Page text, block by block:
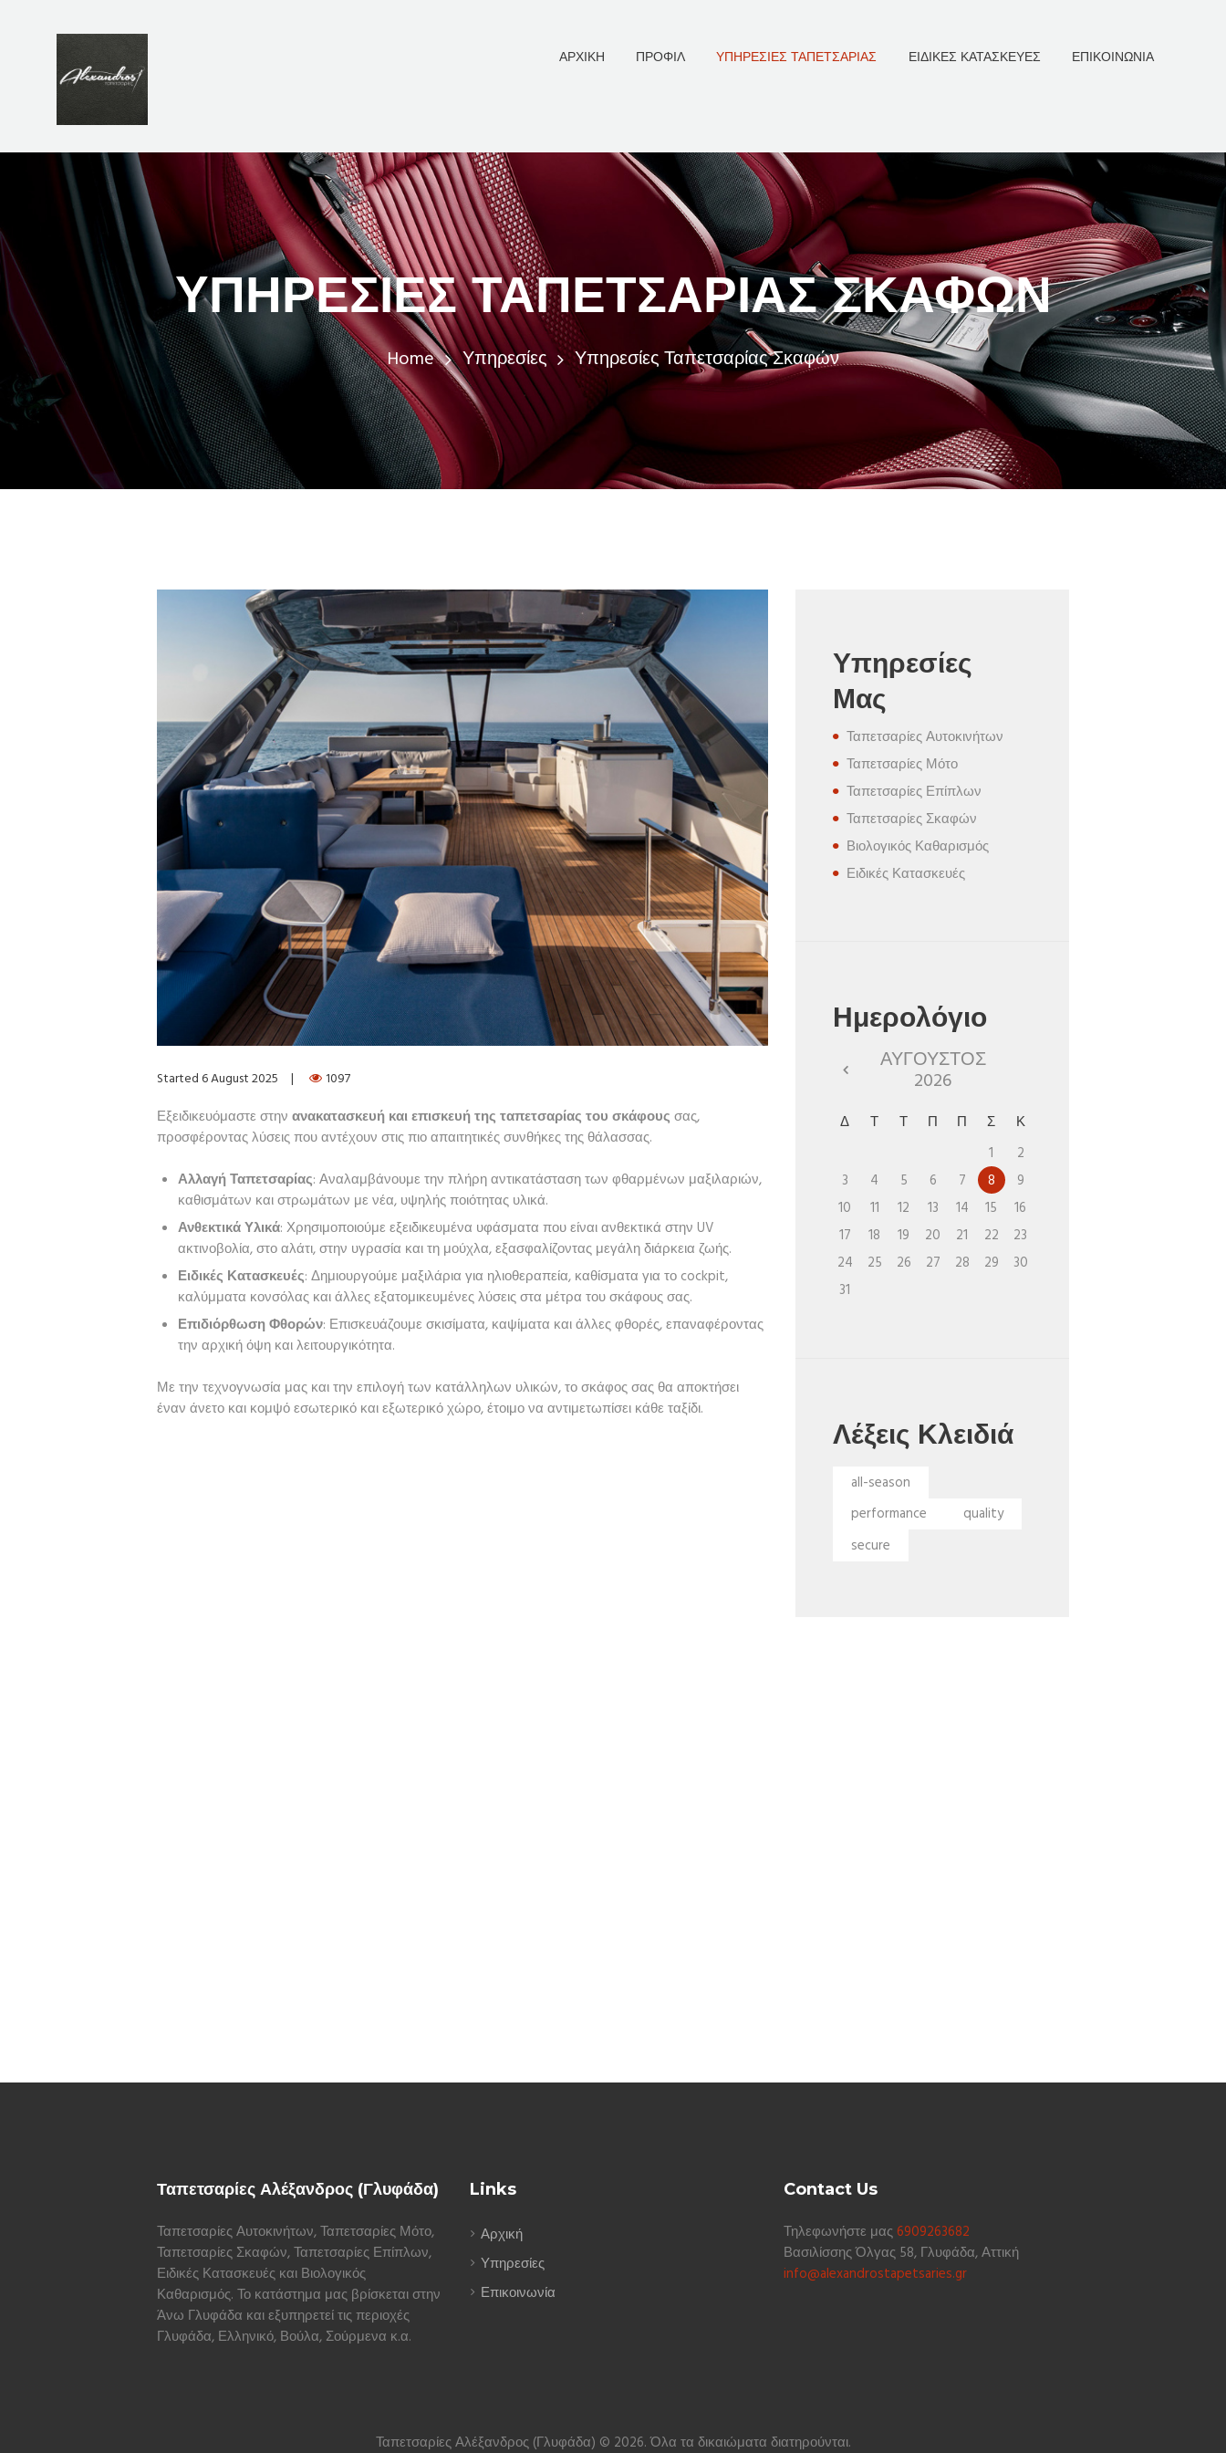
ΑΡΧΙΚΉ ΠΡΟΦΊΛ ΥΠΗΡΕΣΊΕΣ ΤΑΠΕΤΣΑΡΊΑΣ ΕΙΔΙΚΈΣ ΚΑΤΑΣΚΕΥΈΣ ΕΠΙΚΟΙΝΩΝΊΑ
ΥΠΗΡΕΣΊΕΣ ΤΑΠΕΤΣΑΡΊΑΣ ΣΚΑΦΏΝ
Home Υπηρεσίες Υπηρεσίες Ταπετσαρίας Σκαφών
Started6 August 2025 1097
Εξειδικευόμαστε στην ανακατασκευή και επισκευή της ταπετσαρίας του σκάφους σας,
προσφέροντας λύσεις που αντέχουν στις πιο απαιτητικές συνθήκες της θάλασσας.
Αλλαγή Ταπετσαρίας: Αναλαμβάνουμε την πλήρη αντικατάσταση των φθαρμένων μαξιλαριών,
καθισμάτων και στρωμάτων με νέα, υψηλής ποιότητας υλικά.
Ανθεκτικά Υλικά: Χρησιμοποιούμε εξειδικευμένα υφάσματα που είναι ανθεκτικά στην UV
ακτινοβολία, στο αλάτι, στην υγρασία και τη μούχλα, εξασφαλίζοντας μεγάλη διάρκεια ζωής.
Ειδικές Κατασκευές: Δημιουργούμε μαξιλάρια για ηλιοθεραπεία, καθίσματα για το cockpit,
καλύμματα κονσόλας και άλλες εξατομικευμένες λύσεις στα μέτρα του σκάφους σας.
Επιδιόρθωση Φθορών: Επισκευάζουμε σκισίματα, καψίματα και άλλες φθορές, επαναφέροντας
την αρχική όψη και λειτουργικότητα.
Με την τεχνογνωσία μας και την επιλογή των κατάλληλων υλικών, το σκάφος σας θα αποκτήσει
έναν άνετο και κομψό εσωτερικό και εξωτερικό χώρο, έτοιμο να αντιμετωπίσει κάθε ταξίδι.
Υπηρεσίες
Μας
Ταπετσαρίες Αυτοκινήτων
Ταπετσαρίες Μότο
Ταπετσαρίες Επίπλων
Ταπετσαρίες Σκαφών
Βιολογικός Καθαρισμός
Ειδικές Κατασκευές
Ημερολόγιο
ΑΎΓΟΥΣΤΟΣ
2026
Δ Τ Τ Π Π Σ
Κ
1
2
3
4 5 6 7 8
9
10
11 12 13 14 15
16
17
18 19 20 21 22
23
24
25 26 27 28 29
30
31
Λέξεις Κλειδιά
all-season
performance
quality
secure
Ταπετσαρίες Αλέξανδρος (Γλυφάδα)
Ταπετσαρίες Αυτοκινήτων, Ταπετσαρίες Μότο,
Ταπετσαρίες Σκαφών, Ταπετσαρίες Επίπλων,
Ειδικές Κατασκευές και Βιολογικός
Καθαρισμός. Το κατάστημα μας βρίσκεται στην
Άνω Γλυφάδα και εξυπηρετεί τις περιοχές
Γλυφάδα, Ελληνικό, Βούλα, Σούρμενα κ.α.
Links
Αρχική
Υπηρεσίες
Επικοινωνία
Contact Us
Τηλεφωνήστε μας6909263682
Βασιλίσσης Όλγας 58, Γλυφάδα, Αττική
info@alexandrostapetsaries.gr
Ταπετσαρίες Αλέξανδρος (Γλυφάδα) © 2026. Όλα τα δικαιώματα διατηρούνται.